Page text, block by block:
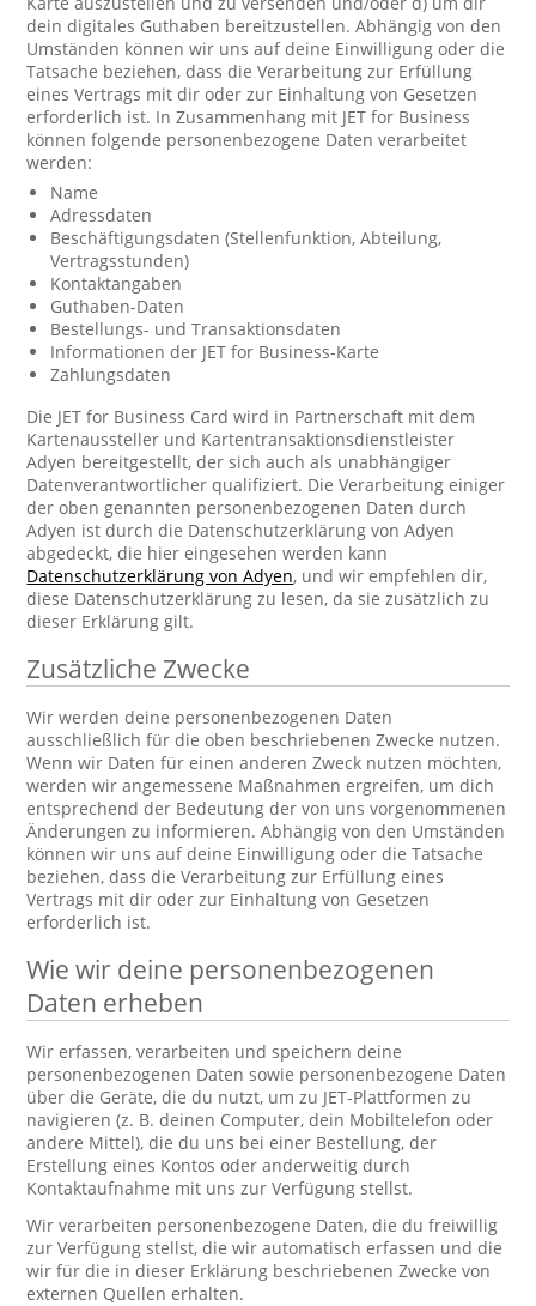
dein digitales Guthaben bereitzustellen. Abhängig von den
Umständen können wir uns auf deine Einwilligung oder die
Tatsache beziehen, dass die Verarbeitung zur Erfüllung
eines Vertrags mit dir oder zur Einhaltung von Gesetzen
erforderlich ist. In Zusammenhang mit JET for Business
können folgende personenbezogene Daten verarbeitet
werden:
Name
Adressdaten
Beschäftigungsdaten (Stellenfunktion, Abteilung,
Vertragsstunden)
Kontaktangaben
Guthaben-Daten
Bestellungs- und Transaktionsdaten
Informationen der JET for Business-Karte
Zahlungsdaten
Die JET for Business Card wird in Partnerschaft mit dem
Kartenaussteller und Kartentransaktionsdienstleister
Adyen bereitgestellt, der sich auch als unabhängiger
Datenverantwortlicher qualifiziert. Die Verarbeitung einiger
der oben genannten personenbezogenen Daten durch
Adyen ist durch die Datenschutzerklärung von Adyen
abgedeckt, die hier eingesehen werden kann
Datenschutzerklärung von Adyen, und wir empfehlen dir,
diese Datenschutzerklärung zu lesen, da sie zusätzlich zu
dieser Erklärung gilt.
Zusätzliche Zwecke
Wir werden deine personenbezogenen Daten
ausschließlich für die oben beschriebenen Zwecke nutzen.
Wenn wir Daten für einen anderen Zweck nutzen möchten,
werden wir angemessene Maßnahmen ergreifen, um dich
entsprechend der Bedeutung der von uns vorgenommenen
Änderungen zu informieren. Abhängig von den Umständen
können wir uns auf deine Einwilligung oder die Tatsache
beziehen, dass die Verarbeitung zur Erfüllung eines
Vertrags mit dir oder zur Einhaltung von Gesetzen
erforderlich ist.
Wie wir deine personenbezogenen
Daten erheben
Wir erfassen, verarbeiten und speichern deine
personenbezogenen Daten sowie personenbezogene Daten
über die Geräte, die du nutzt, um zu JET-Plattformen zu
navigieren (z. B. deinen Computer, dein Mobiltelefon oder
andere Mittel), die du uns bei einer Bestellung, der
Erstellung eines Kontos oder anderweitig durch
Kontaktaufnahme mit uns zur Verfügung stellst.
Wir verarbeiten personenbezogene Daten, die du freiwillig
zur Verfügung stellst, die wir automatisch erfassen und die
wir für die in dieser Erklärung beschriebenen Zwecke von
externen Quellen erhalten.